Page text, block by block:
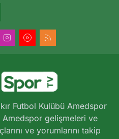
Futbol Kulübü Amedspor
gelişmeleri ve
ve yorumlarını takip